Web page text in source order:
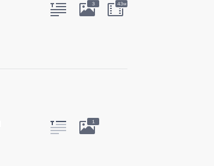
3 43м
1